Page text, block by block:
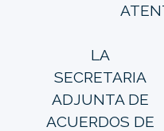
LA
SECRETARIA
ADJUNTA DE
ACUERDOS DE